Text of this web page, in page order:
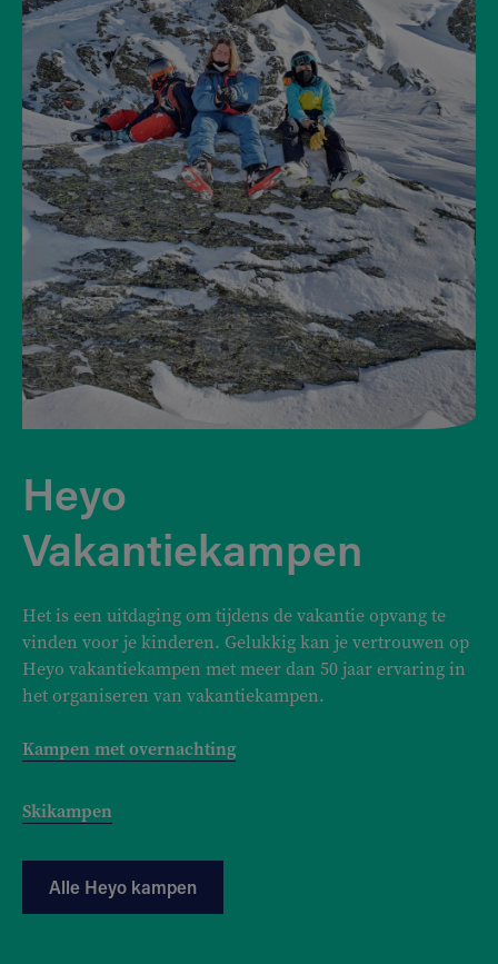
Heyo
Vakantiekampen
Het is een uitdaging om tijdens de vakantie opvang te
vinden voor je kinderen. Gelukkig kan je vertrouwen op
Heyo vakantiekampen met meer dan 50 jaar ervaring in
het organiseren van vakantiekampen.
Kampen met overnachting
Skikampen
Alle Heyo kampen